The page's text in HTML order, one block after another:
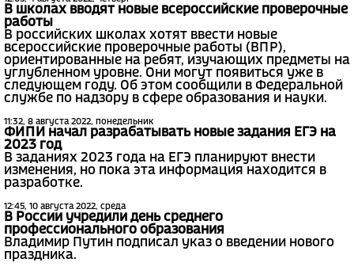
В школах вводят новые всероссийские проверочные
работы
В российских школах хотят ввести новые
всероссийские проверочные работы (ВПР),
ориентированные на ребят, изучающих предметы на
углубленном уровне. Они могут появиться уже в
следующем году. Об этом сообщили в Федеральной
службе по надзору в сфере образования и науки.
11:32, 8 августа 2022, понедельник
ФИПИ начал разрабатывать новые задания ЕГЭ на
2023 год
В заданиях 2023 года на ЕГЭ планируют внести
изменения, но пока эта информация находится в
разработке.
12:45, 10 августа 2022, среда
В России учредили день среднего
профессионального образования
Владимир Путин подписал указ о введении нового
праздника.